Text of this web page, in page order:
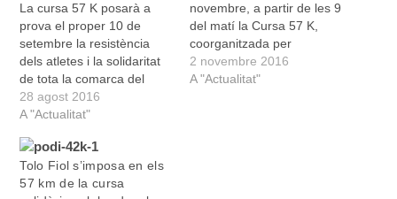
La cursa 57 K posarà a
prova el proper 10 de
setembre la resistència
dels atletes i la solidaritat
de tota la comarca del
Llevant. La Via Verda que
connecta els municipis de
Son Servera i Artà acollirà
aquesta prova que compta
amb un doble objectiu
28 agost 2016
A "Actualitat"
novembre, a partir de les 9
del matí la Cursa 57 K,
coorganitzada per
l'Associació Estel de
Llevant i per C.E.
2 novembre 2016
A "Actualitat"
Tolo Fiol s’imposa en els
57 km de la cursa